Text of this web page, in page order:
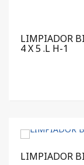
LIMPIADOR
4 X 5 .L H-1
LIMPIADOR